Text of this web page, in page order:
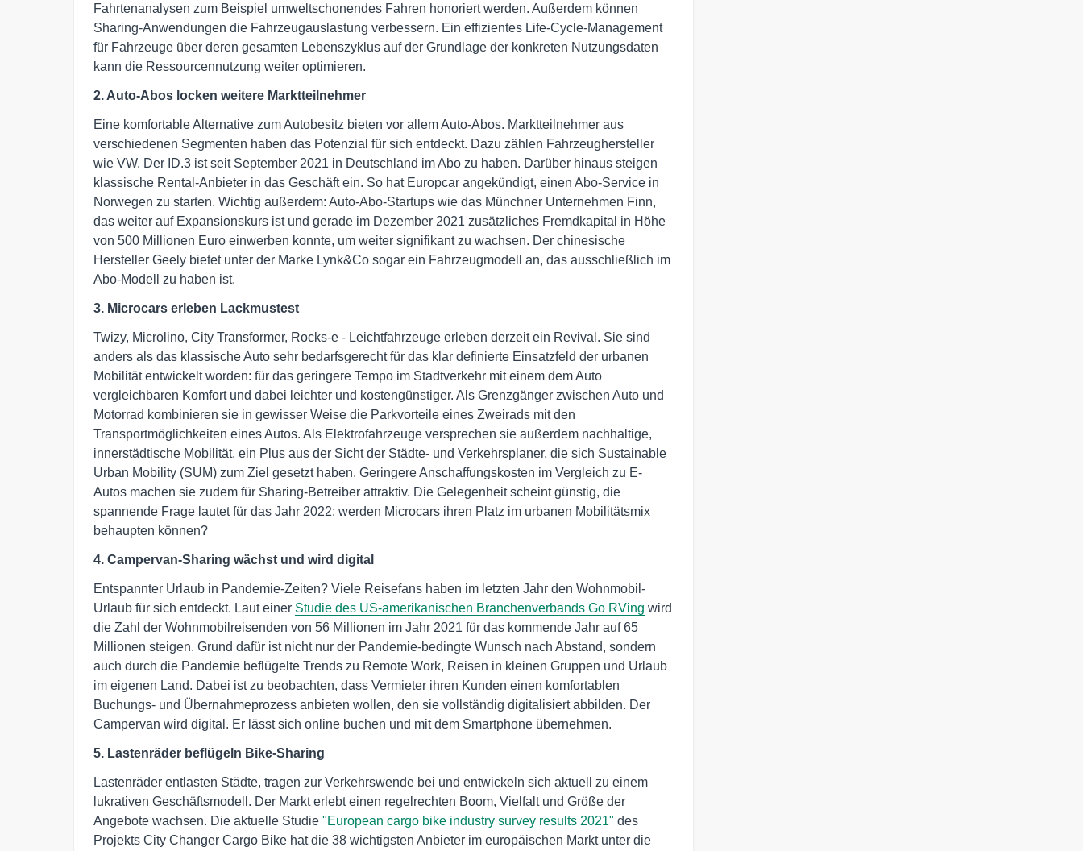
Fahrtenanalysen zum Beispiel umweltschonendes Fahren honoriert werden. Außerdem können
Sharing-Anwendungen die Fahrzeugauslastung verbessern. Ein effizientes Life-Cycle-Management
für Fahrzeuge über deren gesamten Lebenszyklus auf der Grundlage der konkreten Nutzungsdaten
kann die Ressourcennutzung weiter optimieren.
2. Auto-Abos locken weitere Marktteilnehmer
Eine komfortable Alternative zum Autobesitz bieten vor allem Auto-Abos. Marktteilnehmer aus
verschiedenen Segmenten haben das Potenzial für sich entdeckt. Dazu zählen Fahrzeughersteller
wie VW. Der ID.3 ist seit September 2021 in Deutschland im Abo zu haben. Darüber hinaus steigen
klassische Rental-Anbieter in das Geschäft ein. So hat Europcar angekündigt, einen Abo-Service in
Norwegen zu starten. Wichtig außerdem: Auto-Abo-Startups wie das Münchner Unternehmen Finn,
das weiter auf Expansionskurs ist und gerade im Dezember 2021 zusätzliches Fremdkapital in Höhe
von 500 Millionen Euro einwerben konnte, um weiter signifikant zu wachsen. Der chinesische
Hersteller Geely bietet unter der Marke Lynk&Co sogar ein Fahrzeugmodell an, das ausschließlich im
Abo-Modell zu haben ist.
3. Microcars erleben Lackmustest
Twizy, Microlino, City Transformer, Rocks-e - Leichtfahrzeuge erleben derzeit ein Revival. Sie sind
anders als das klassische Auto sehr bedarfsgerecht für das klar definierte Einsatzfeld der urbanen
Mobilität entwickelt worden: für das geringere Tempo im Stadtverkehr mit einem dem Auto
vergleichbaren Komfort und dabei leichter und kostengünstiger. Als Grenzgänger zwischen Auto und
Motorrad kombinieren sie in gewisser Weise die Parkvorteile eines Zweirads mit den
Transportmöglichkeiten eines Autos. Als Elektrofahrzeuge versprechen sie außerdem nachhaltige,
innerstädtische Mobilität, ein Plus aus der Sicht der Städte- und Verkehrsplaner, die sich Sustainable
Urban Mobility (SUM) zum Ziel gesetzt haben. Geringere Anschaffungskosten im Vergleich zu E-
Autos machen sie zudem für Sharing-Betreiber attraktiv. Die Gelegenheit scheint günstig, die
spannende Frage lautet für das Jahr 2022: werden Microcars ihren Platz im urbanen Mobilitätsmix
behaupten können?
4. Campervan-Sharing wächst und wird digital
Entspannter Urlaub in Pandemie-Zeiten? Viele Reisefans haben im letzten Jahr den Wohnmobil-
Urlaub für sich entdeckt. Laut einer Studie des US-amerikanischen Branchenverbands Go RVing wird
die Zahl der Wohnmobilreisenden von 56 Millionen im Jahr 2021 für das kommende Jahr auf 65
Millionen steigen. Grund dafür ist nicht nur der Pandemie-bedingte Wunsch nach Abstand, sondern
auch durch die Pandemie beflügelte Trends zu Remote Work, Reisen in kleinen Gruppen und Urlaub
im eigenen Land. Dabei ist zu beobachten, dass Vermieter ihren Kunden einen komfortablen
Buchungs- und Übernahmeprozess anbieten wollen, den sie vollständig digitalisiert abbilden. Der
Campervan wird digital. Er lässt sich online buchen und mit dem Smartphone übernehmen.
5. Lastenräder beflügeln Bike-Sharing
Lastenräder entlasten Städte, tragen zur Verkehrswende bei und entwickeln sich aktuell zu einem
lukrativen Geschäftsmodell. Der Markt erlebt einen regelrechten Boom, Vielfalt und Größe der
Angebote wachsen. Die aktuelle Studie "European cargo bike industry survey results 2021" des
Projekts City Changer Cargo Bike hat die 38 wichtigsten Anbieter im europäischen Markt unter die